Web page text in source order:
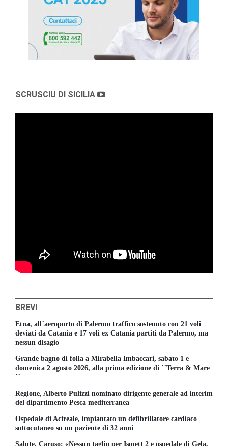
SCRUSCIU DI SICILIA
BREVI
Etna, all´aeroporto di Palermo traffico sostenuto con 21 voli
deviati da Catania e 17 voli ex Catania partiti da Palermo, ma
nessun disagio
Grande bagno di folla a Mirabella Imbaccari, sabato 1 e
domenica 2 agosto 2026, alla prima edizione di ´´Terra & Mare
´´
Regione, Alberto Pulizzi nominato dirigente generale ad interim
del dipartimento Pesca mediterranea
Ospedale di Acireale, impiantato un defibrillatore cardiaco
sottocutaneo su un paziente di 32 anni
Salute, Caruso: «Nessun taglio per Ismett 2 e ospedale di Gela,